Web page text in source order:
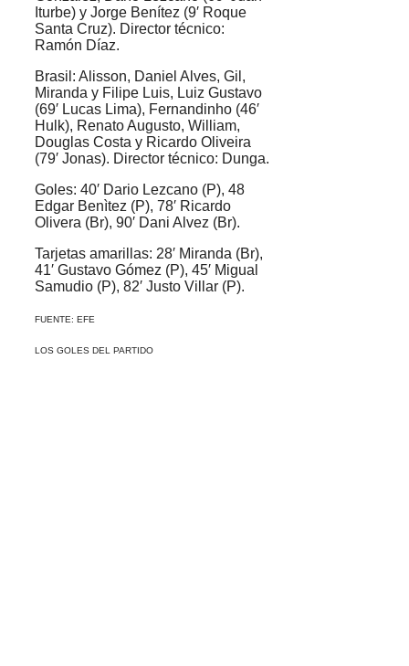
Iturbe) y Jorge Benítez (9′ Roque
Santa Cruz). Director técnico:
Ramón Díaz.
Brasil: Alisson, Daniel Alves, Gil,
Miranda y Filipe Luis, Luiz Gustavo
(69′ Lucas Lima), Fernandinho (46′
Hulk), Renato Augusto, William,
Douglas Costa y Ricardo Oliveira
(79′ Jonas). Director técnico: Dunga.
Goles: 40′ Dario Lezcano (P), 48
Edgar Benìtez (P), 78′ Ricardo
Olivera (Br), 90′ Dani Alvez (Br).
Tarjetas amarillas: 28′ Miranda (Br),
41′ Gustavo Gómez (P), 45′ Migual
Samudio (P), 82′ Justo Villar (P).
FUENTE: EFE
LOS GOLES DEL PARTIDO